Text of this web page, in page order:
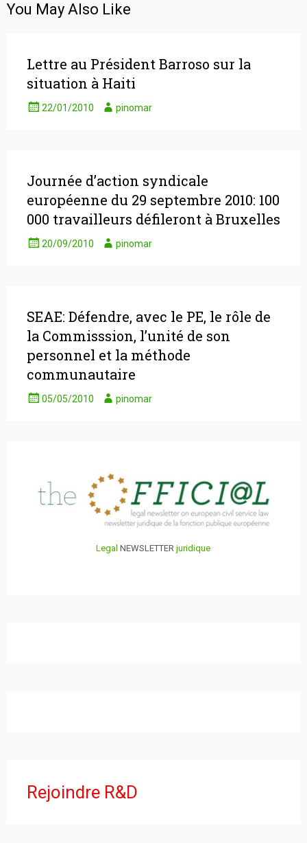
l'article
You May Also Like
Lettre au Président Barroso sur la
situation à Haiti
22/01/2010 pinomar
Journée d’action syndicale
européenne du 29 septembre 2010: 100
000 travailleurs défileront à Bruxelles
20/09/2010 pinomar
SEAE: Défendre, avec le PE, le rôle de
la Commisssion, l’unité de son
personnel et la méthode
communautaire
05/05/2010 pinomar
Legal NEWSLETTERjuridique
Rejoindre R&D